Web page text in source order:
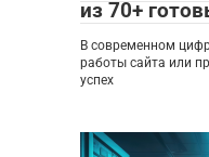
из 70+
В современном
работы сайта или
успех